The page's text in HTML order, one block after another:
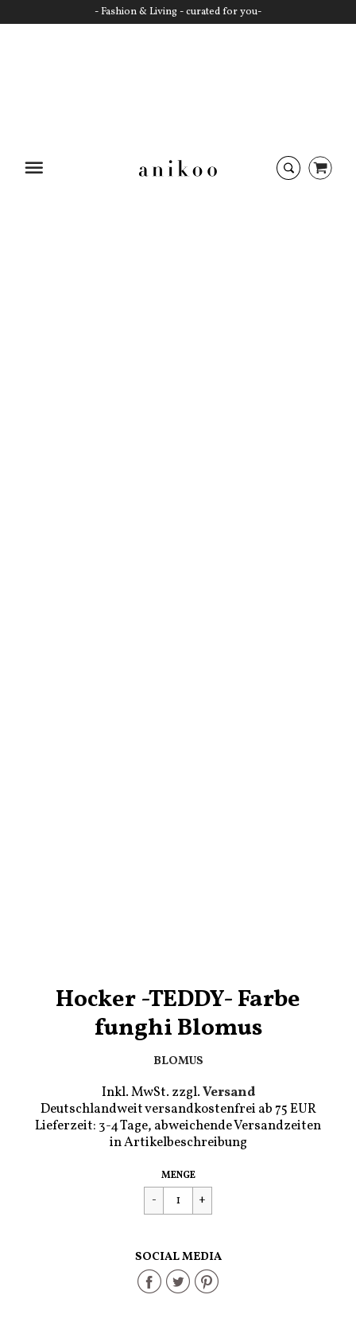
- Fashion & Living - curated for you-
€79,90 IN DEN WARENKORB
Hocker -TEDDY- Farbe
funghi Blomus
BLOMUS
Inkl. MwSt. zzgl.Versand
Deutschlandweit versandkostenfrei ab 75 EUR
Lieferzeit: 3-4 Tage, abweichende Versandzeiten
in Artikelbeschreibung
Regulärer
Preis
€79,90
MENGE
SOCIAL MEDIA
Share
ShareShare